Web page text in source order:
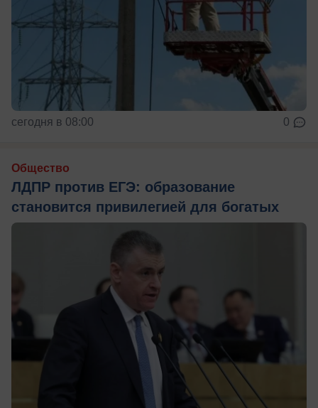
сегодня в 08:00 0
Общество
ЛДПР против ЕГЭ: образование
становится привилегией для богатых